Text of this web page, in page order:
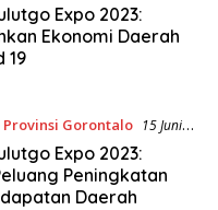
Expo 2023:
Ekonomi Daerah
19
Provinsi Gorontalo
15 Juni
Expo 2023:
Peningkatan
Daerah